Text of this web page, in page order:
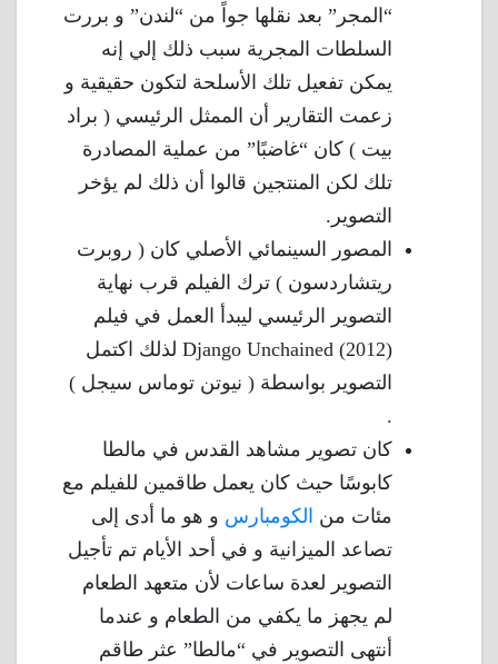
“المجر” بعد نقلها جواً من “لندن” و بررت
السلطات المجرية سبب ذلك إلي إنه
يمكن تفعيل تلك الأسلحة لتكون حقيقية و
زعمت التقارير أن الممثل الرئيسي ( براد
بيت ) كان “غاضبًا” من عملية المصادرة
تلك لكن المنتجين قالوا أن ذلك لم يؤخر
التصوير.
المصور السينمائي الأصلي كان ( روبرت
ريتشاردسون ) ترك الفيلم قرب نهاية
التصوير الرئيسي ليبدأ العمل في فيلم
Django Unchained (2012) لذلك اكتمل
التصوير بواسطة ( نيوتن توماس سيجل )
.
كان تصوير مشاهد القدس في مالطا
كابوسًا حيث كان يعمل طاقمين للفيلم مع
مئات من الكومبارس و هو ما أدى إلى
تصاعد الميزانية و في أحد الأيام تم تأجيل
التصوير لعدة ساعات لأن متعهد الطعام
لم يجهز ما يكفي من الطعام و عندما
أنتهى التصوير في “مالطا” عثر طاقم